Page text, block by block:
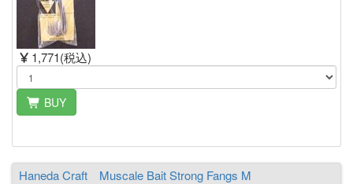
1,771(税込)
BUY
Haneda Craft Muscale Bait Strong Fangs M